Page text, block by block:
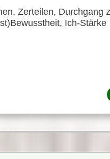
Zerteilen, Durchgang
Ich-Stärke